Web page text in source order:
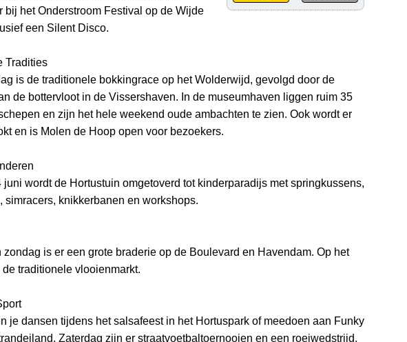
bij het Onderstroom Festival op de Wijde
een Silent Disco.
Tradities
is de traditionele bokkingrace op het Wolderwijd, gevolgd door de
de bottervloot in de Vissershaven. In de museumhaven liggen ruim 35
en zijn het hele weekend oude ambachten te zien. Ook wordt er
en is Molen de Hoop open voor bezoekers.
juni wordt de Hortustuin omgetoverd tot kinderparadijs met springkussens,
simracers, knikkerbanen en workshops.
zondag is er een grote braderie op de Boulevard en Havendam. Op het
traditionele vlooienmarkt.
je dansen tijdens het salsafeest in het Hortuspark of meedoen aan Funky
Zaterdag zijn er straatvoetbaltoernooien en een roeiwedstrijd.